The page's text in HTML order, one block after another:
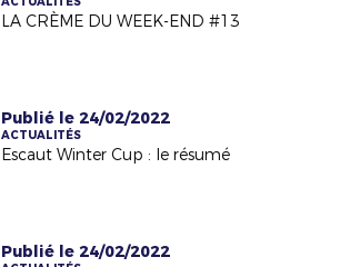
LA CRÈME DU WEEK-END #13
Publié le 24/02/2022
ACTUALITÉS
Escaut Winter Cup : le résumé
Publié le 24/02/2022